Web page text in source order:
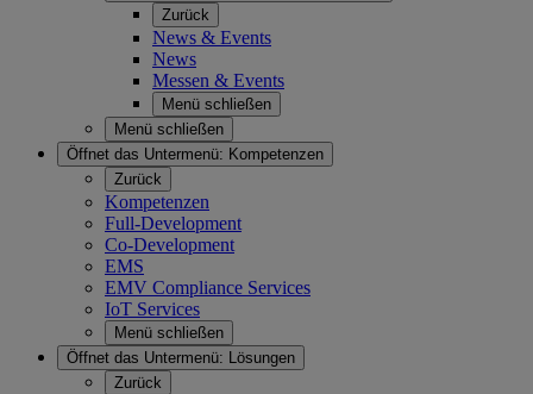
Zurück
News & Events
News
Messen & Events
Menü schließen
Menü schließen
Öffnet das Untermenü: Kompetenzen
Zurück
Kompetenzen
Full-Development
Co-Development
EMS
EMV Compliance Services
IoT Services
Menü schließen
Öffnet das Untermenü: Lösungen
Zurück